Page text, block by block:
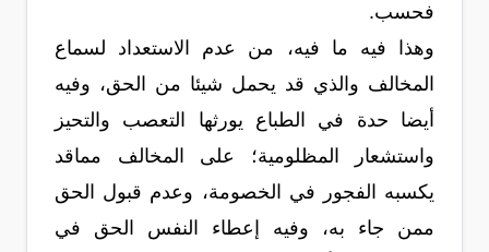
فحسب.
وهذا فيه ما فيه، من عدم الاستعداد لسماع
المخالف والذي قد يحمل شيئا من الحق، وفيه
أيضا حدة في الطباع يورثها التعصب والتحيز
واستشعار المظلومية؛ على المخالف مماقد
يكسبه الفجور في الخصومة، وعدم قبول الحق
ممن جاء به، وفيه إعطاء النفس الحق في